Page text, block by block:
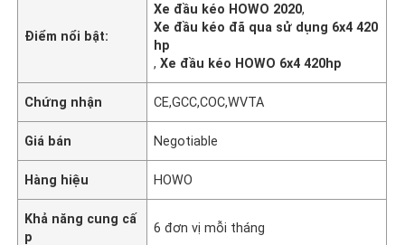
Điểm nổi bật:
Xe đầu kéo HOWO 2020,
Xe đầu kéo đã qua sử dụng 6x4 420
hp
,Xe đầu kéo HOWO 6x4 420hp
Chứng nhận CE,GCC,COC,WVTA
Giá bán Negotiable
Hàng hiệu HOWO
Khả năng cung cấ
p
6 đơn vị mỗi tháng